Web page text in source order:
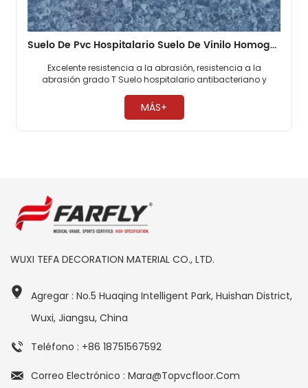
Suelo De Pvc Hospitalario Suelo De Vinilo Homogéneo De 2 Mm
Excelente resistencia a la abrasión, resistencia a la
abrasión grado T Suelo hospitalario antibacteriano y
necesario encerar ​
MÁS+
WUXI TEFA DECORATION MATERIAL CO., LTD.
Agregar : No.5 Huaqing Intelligent Park, Huishan District,
Wuxi, Jiangsu, China
Teléfono : +86 18751567592
Correo Electrónico : Mara@topvcfloor.com